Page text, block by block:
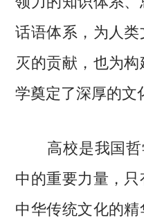
话语体系，为人
灭的贡献，也为
学奠定了深厚的文
高校是我国哲
中的重要力量，
中华传统文化的